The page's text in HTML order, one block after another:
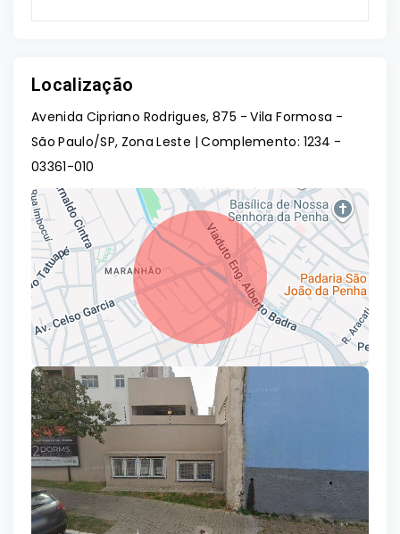
Localização
Avenida Cipriano Rodrigues, 875 - Vila Formosa -
São Paulo/SP, Zona Leste | Complemento: 1234 -
03361-010